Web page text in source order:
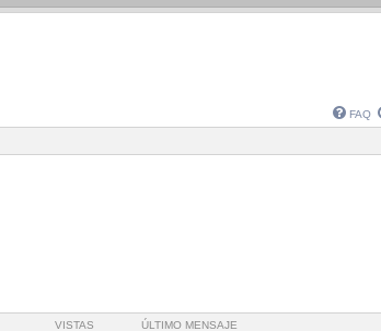
FAQ
VISTAS ÚLTIMO MENSAJE